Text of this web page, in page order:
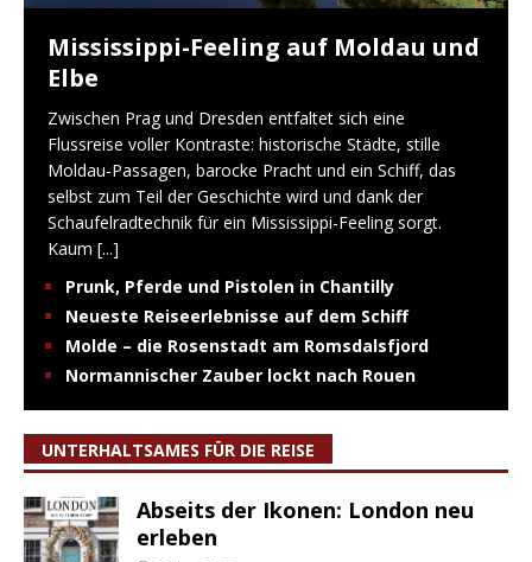
Mississippi-Feeling auf Moldau und
Elbe
Zwischen Prag und Dresden entfaltet sich eine
Flussreise voller Kontraste: historische Städte, stille
Moldau-Passagen, barocke Pracht und ein Schiff, das
selbst zum Teil der Geschichte wird und dank der
Schaufelradtechnik für ein Mississippi-Feeling sorgt.
Kaum [...]
Prunk, Pferde und Pistolen in Chantilly
Neueste Reiseerlebnisse auf dem Schiff
Molde – die Rosenstadt am Romsdalsfjord
Normannischer Zauber lockt nach Rouen
UNTERHALTSAMES FÜR DIE REISE
Abseits der Ikonen: London neu
erleben